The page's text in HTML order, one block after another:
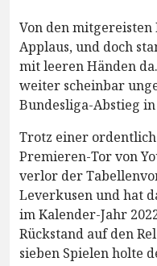
Von den mitgereisten
Applaus, und doch
mit leeren Händen
weiter scheinbar
Bundesliga-Abstieg
Trotz einer
Premieren-Tor von
verlor der
Leverkusen und hat
im Kalender-Jahr
Rückstand auf den
sieben Spielen holte